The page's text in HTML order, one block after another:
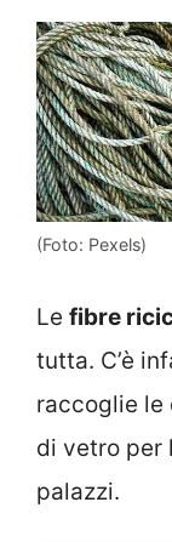
(Foto: Pexels)
Le fibre
tutta. C’è
raccoglie le
di vetro per
palazzi.